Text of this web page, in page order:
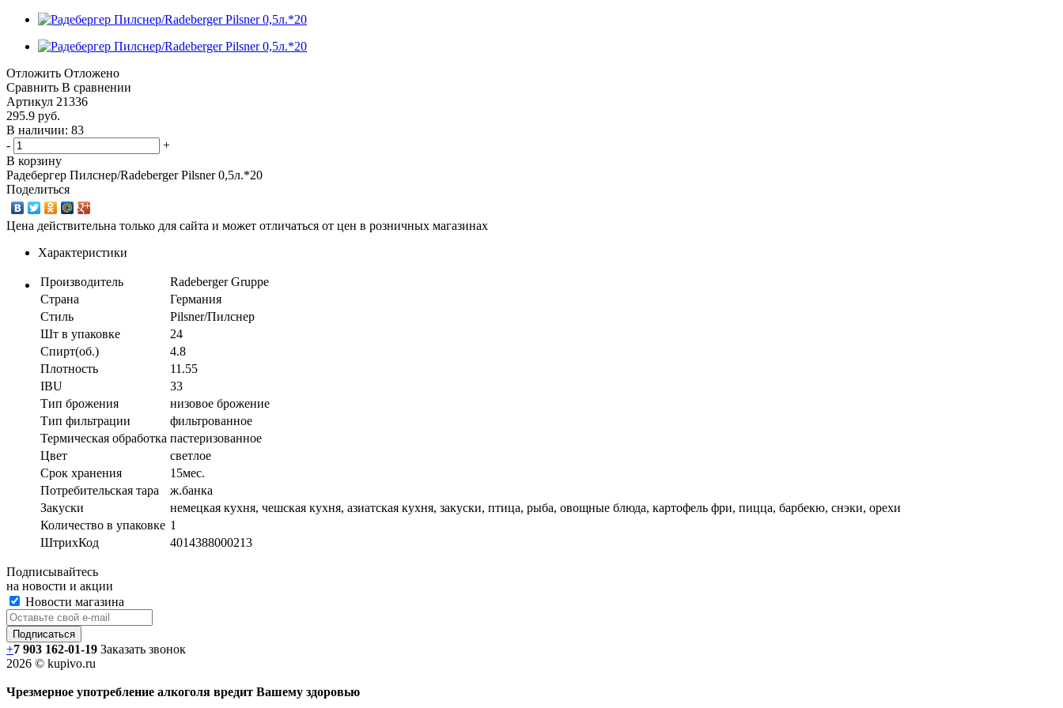
Отложить Отложено
Сравнить В сравнении
Артикул 21336
295.9 руб.
В наличии: 83
-
+
В корзину
Радебергер Пилснер/Radeberger Pilsner 0,5л.*20
Поделиться
Цена действительна только для сайта и может отличаться от цен в розничных магазинах
Характеристики
Производитель
Radeberger Gruppe
Страна
Германия
Стиль
Pilsner/Пилснер
Шт в упаковке
24
Спирт(об.)
4.8
Плотность
11.55
IBU
33
Тип брожения
низовое брожение
Тип фильтрации
фильтрованное
Термическая обработка пастеризованное
Цвет
светлое
Срок хранения
15мес.
Потребительская тара
ж.банка
Закуски
немецкая кухня, чешская кухня, азиатская кухня, закуски, птица, рыба, овощные блюда, картофель фри, пицца, барбекю, снэки, орехи
Количество в упаковке 1
ШтрихКод
4014388000213
Подписывайтесь
на новости и акции
Новости магазина
+7 903 162-01-19 Заказать звонок
2026 © kupivo.ru
Чрезмерное употребление алкоголя вредит Вашему здоровью